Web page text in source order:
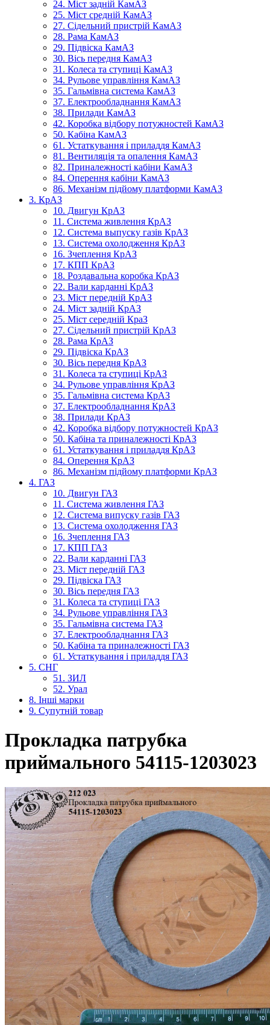
24. Міст задній КамАЗ
25. Міст средній КамАЗ
27. Сідельний пристрій КамАЗ
28. Рама КамАЗ
29. Підвіска КамАЗ
30. Вісь передня КамАЗ
31. Колеса та ступиці КамАЗ
34. Рульове управління КамАЗ
35. Гальмівна система КамАЗ
37. Електрообладнання КамАЗ
38. Прилади КамАЗ
42. Коробка відбору потужностей КамАЗ
50. Кабіна КамАЗ
61. Устаткування і приладдя КамАЗ
81. Вентиляція та опалення КамАЗ
82. Приналежності кабіни КамАЗ
84. Оперення кабіни КамАЗ
86. Механізм підйому платформи КамАЗ
3. КрАЗ
10. Двигун КрАЗ
11. Система живлення КрАЗ
12. Система выпуску газів КрАЗ
13. Система охолодження КрАЗ
16. Зчеплення КрАЗ
17. КПП КрАЗ
18. Роздавальна коробка КрАЗ
22. Вали карданні КрАЗ
23. Міст передній КрАЗ
24. Міст задній КрАЗ
25. Міст середній КраЗ
27. Сідельний пристрій КрАЗ
28. Рама КрАЗ
29. Підвіска КрАЗ
30. Вісь передня КрАЗ
31. Колеса та ступиці КрАЗ
34. Рульове управління КрАЗ
35. Гальмівна система КрАЗ
37. Електрообладнання КрАЗ
38. Прилади КрАЗ
42. Коробка відбору потужностей КрАЗ
50. Кабіна та приналежності КрАЗ
61. Устаткування і приладдя КрАЗ
84. Оперення КрАЗ
86. Механізм підйому платформи КрАЗ
4. ГАЗ
10. Двигун ГАЗ
11. Система живлення ГАЗ
12. Система випуску газів ГАЗ
13. Система охолодження ГАЗ
16. Зчеплення ГАЗ
17. КПП ГАЗ
22. Вали карданні ГАЗ
23. Міст передній ГАЗ
29. Підвіска ГАЗ
30. Вісь передня ГАЗ
31. Колеса та ступиці ГАЗ
34. Рульове управління ГАЗ
35. Гальмівна система ГАЗ
37. Електрообладнання ГАЗ
50. Кабіна та приналежності ГАЗ
61. Устаткування і приладдя ГАЗ
5. СНГ
51. ЗИЛ
52. Урал
8. Інші марки
9. Супутній товар
Прокладка патрубка
приймального 54115-1203023